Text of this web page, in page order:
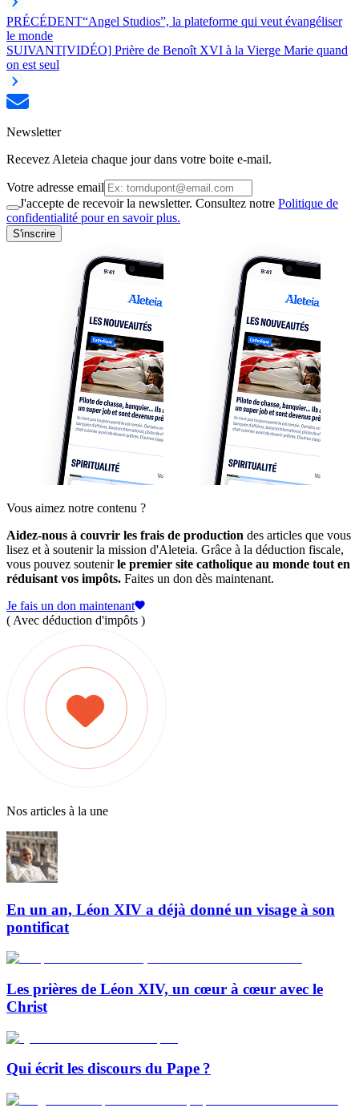
PRÉCÉDENT“Angel Studios”, la plateforme qui veut évangéliser
le monde
SUIVANT[VIDÉO] Prière de Benoît XVI à la Vierge Marie quand
on est seul
Newsletter
Recevez Aleteia chaque jour dans votre boite e-mail.
Votre adresse email
J'accepte de recevoir la newsletter. Consultez notre Politique de
confidentialité pour en savoir plus.
S'inscrire
Vous aimez notre contenu ?
Aidez-nous à couvrir les frais de production des articles que vous
lisez et à soutenir la mission d'Aleteia. Grâce à la déduction fiscale,
vous pouvez soutenirle premier site catholique au monde tout en
réduisant vos impôts. Faites un don dès maintenant.
Je fais un don maintenant
( Avec déduction d'impôts )
Nos articles à la une
En un an, Léon XIV a déjà donné un visage à son
pontificat
Les prières de Léon XIV, un cœur à cœur avec le
Christ
Qui écrit les discours du Pape ?